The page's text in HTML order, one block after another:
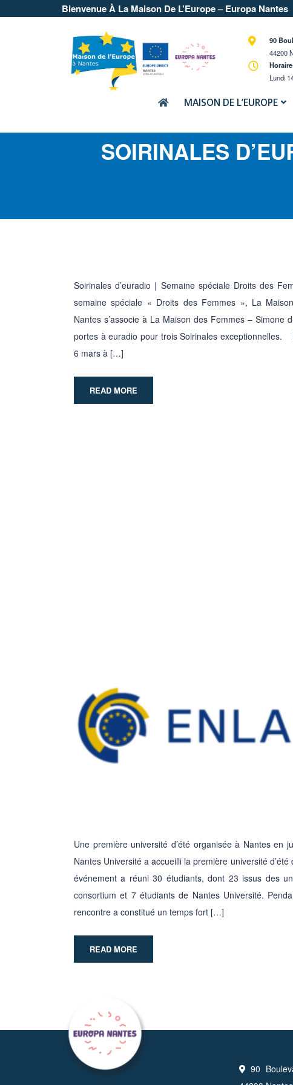
Bienvenue À La Maison De L’Europe – Europa Nantes
90
44200
Lundi
MAISON DE L’EUROPE
SOIRINALES
Soirinales d’euradio | Semaine spéciale Droits des
semaine spéciale « Droits des Femmes », La
Nantes s’associe à La Maison des Femmes – Simone
portes à euradio pour trois Soirinales exceptionnelles.
6 mars à […]
READ MORE
Une première université d’été organisée à Nantes
Nantes Université a accueilli la première université
événement a réuni 30 étudiants, dont 23 issus des
consortium et 7 étudiants de Nantes Université.
rencontre a constitué un temps fort […]
READ MORE
90